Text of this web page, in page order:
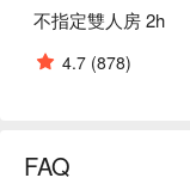
不指定雙人房 2h
4.7 (878)
FAQ